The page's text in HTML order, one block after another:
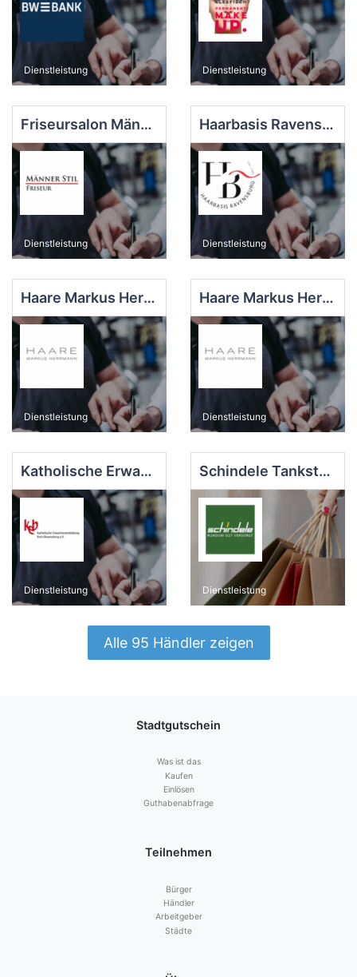
Dienstleistung Dienstleistung
Friseursalon Männer Stil - Ravensburg
Dienstleistung
Haarbasis Ravensburg
Dienstleistung
Haare Markus Herrmann - Gartenstraße
Dienstleistung
Haare Markus Herrmann - Marktstraße
Dienstleistung
Katholische Erwachsenenbildung Kreis Ravensburg eV
Dienstleistung
Schindele Tankstelle
Dienstleistung
Alle 95 Händler zeigen
Stadtgutschein
Was ist das
Kaufen
Einlösen
Guthabenabfrage
Teilnehmen
Bürger
Händler
Arbeitgeber
Städte